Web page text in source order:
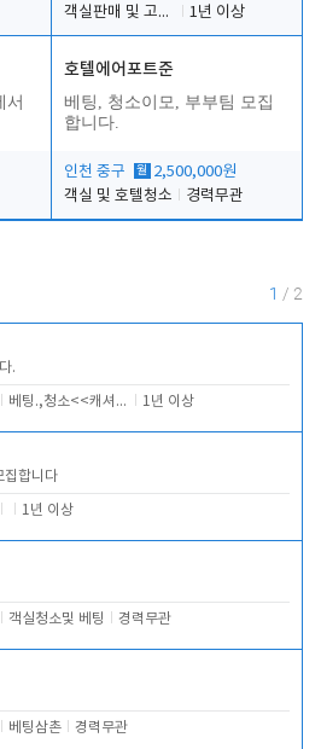
객실판매 및 고객응대
1년 이상
서
호텔에어포트준
베팅, 청소이모, 부부팀 모집
합니다.
인천 중구 월 2,500,000원
객실 및 호텔청소
경력무관
1 / 2
.
베팅.,청소<<캐셔 모셔봅니다. 1년 이상
집합니다
1년 이상
객실청소및 베팅 경력무관
베팅삼촌 경력무관